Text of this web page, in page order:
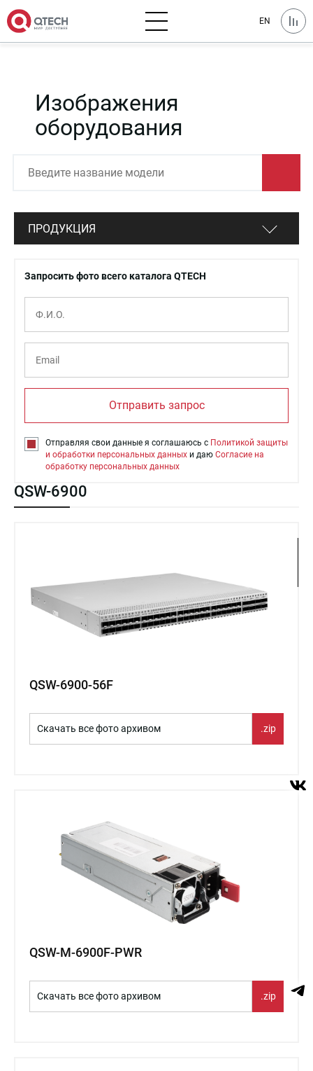
EN
Изображения
оборудования
ПРОДУКЦИЯ
Запросить фото всего каталога QTECH
Отправить запрос
Отправляя свои данные я соглашаюсь с Политикой защиты
и обработки персональных данных и даю Согласие на
обработку персональных данных
QSW-6900
QSW-6900-56F
Скачать все фото архивом .zip
QSW-M-6900F-PWR
Скачать все фото архивом .zip